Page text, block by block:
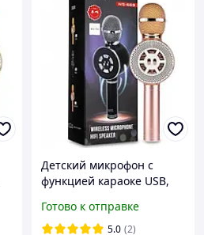
Детский микрофон с
функцией караоке USB,
Wster WS-669 Розовый,
Беспроводной микрофон
Готово к отправке
5.0 (2)